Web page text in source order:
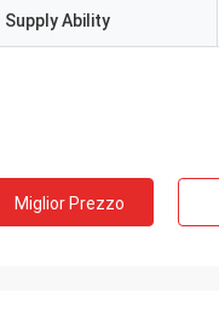
Supply Ability
Miglior Prezzo